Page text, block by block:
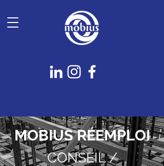
MOBIUS RÉEMPLOI
CONSEIL /